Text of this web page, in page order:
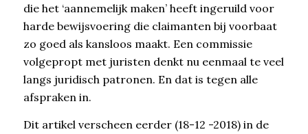
die het ‘aannemelijk maken’ heeft ingeruild voor
harde bewijsvoering die claimanten bij voorbaat
zo goed als kansloos maakt. Een commissie
volgepropt met juristen denkt nu eenmaal te veel
langs juridisch patronen. En dat is tegen alle
afspraken in.
Dit artikel verscheen eerder (18-12 -2018) in de